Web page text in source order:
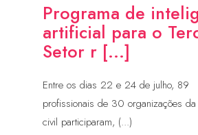
Programa de
artificial para o
Setor r [...]
Entre os dias 22 e 24 de julho, 89
profissionais de 30 organizações
civil participaram, (...)